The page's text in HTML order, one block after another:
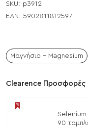
SKU: p3912
EAN: 5902811812597
Μαγνήσιο - Magnesium
Clearence Προσφορές
90